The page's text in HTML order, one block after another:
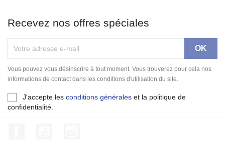
Recevez nos offres spéciales
Vous pouvez vous désinscrire à tout moment. Vous trouverez pour cela nos
informations de contact dans les conditions d'utilisation du site.
J'accepte les conditions générales et la politique de
confidentialité.